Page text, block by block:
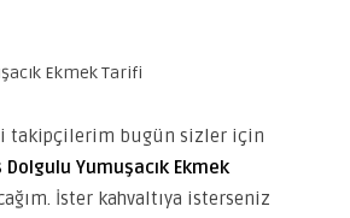
takipçilerim bugün sizler için
Yumuşacık Ekmek
İster kahvaltıya isterseniz